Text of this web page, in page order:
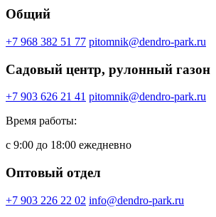
Общий
+7 968 382 51 77 pitomnik@dendro-park.ru
Садовый центр, рулонный газон
+7 903 626 21 41 pitomnik@dendro-park.ru
Время работы:
с 9:00 до 18:00 ежедневно
Оптовый отдел
+7 903 226 22 02 info@dendro-park.ru